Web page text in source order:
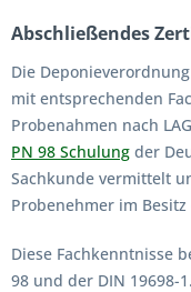
Abschließendes
Die
mit entsprechenden
Probenahmen nach
PN 98 Schulung der
Sachkunde vermittelt
Probenehmer im
Diese Fachkenntnisse
98 und der DIN 19698-